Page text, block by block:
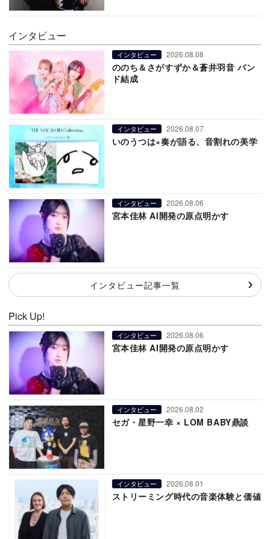
インタビュー
インタビュー 2026.08.08
ののち＆さがすずか＆蒼井羽音 バン
ド結成
インタビュー 2026.08.07
いのうつは×奏が語る、音割れの美学
インタビュー 2026.08.06
宮本佳林 AI開発の原点明かす
インタビュー記事一覧
Pick Up!
インタビュー 2026.08.06
宮本佳林 AI開発の原点明かす
インタビュー 2026.08.02
セガ・星野一幸 × LOM BABY鼎談
インタビュー 2026.08.01
ストリーミング時代の音楽体験と価値